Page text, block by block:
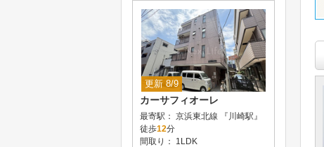
更新 8/9
カーサフィオーレ
最寄駅： 京浜東北線 『川崎駅』
徒歩12分
間取り： 1LDK